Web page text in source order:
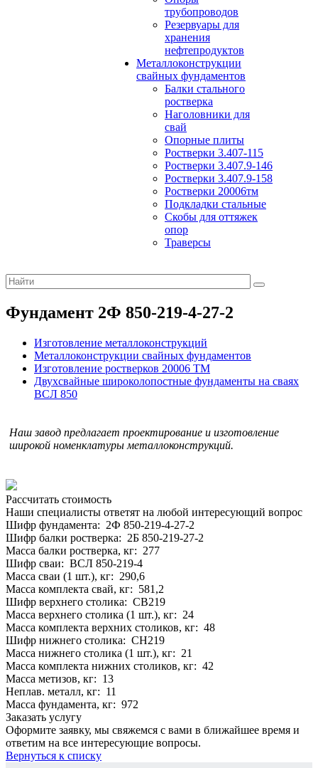
трубопроводов
Резервуары для
хранения
нефтепродуктов
Металлоконструкции
свайных фундаментов
Балки стального
ростверка
Наголовники для
свай
Опорные плиты
Ростверки 3.407-115
Ростверки 3.407.9-146
Ростверки 3.407.9-158
Ростверки 20006тм
Подкладки стальные
Скобы для оттяжек
опор
Траверсы
Фундамент 2Ф 850-219-4-27-2
Изготовление металлоконструкций
Металлоконструкции свайных фундаментов
Изготовление ростверков 20006 ТМ
Двухсвайные широколопостные фундаменты на сваях
ВСЛ 850
Наш завод предлагает проектирование и изготовление
широкой номенклатуры металлоконструкций.
Рассчитать стоимость
Наши специалисты ответят на любой интересующий вопрос
Шифр фундамента: 2Ф 850-219-4-27-2
Шифр балки ростверка: 2Б 850-219-27-2
Масса балки ростверка, кг: 277
Шифр сваи: ВСЛ 850-219-4
Масса сваи (1 шт.), кг: 290,6
Масса комплекта свай, кг: 581,2
Шифр верхнего столика: СВ219
Масса верхнего столика (1 шт.), кг: 24
Масса комплекта верхних столиков, кг: 48
Шифр нижнего столика: СН219
Масса нижнего столика (1 шт.), кг: 21
Масса комплекта нижних столиков, кг: 42
Масса метизов, кг: 13
Неплав. металл, кг: 11
Масса фундамента, кг: 972
Заказать услугу
Оформите заявку, мы свяжемся с вами в ближайшее время и
ответим на все интересующие вопросы.
Вернуться к списку